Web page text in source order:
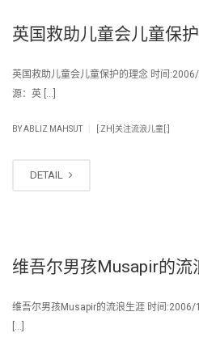
英国救助儿童会儿童保
英国救助儿童会儿童保护的理念 时间
源：英 […]
BYABLIZ MAHSUT [:ZH]关注流浪儿童[:]
DETAIL
维吾尔男孩Musapir的流
维吾尔男孩Musapir的流浪生涯 时间
[…]